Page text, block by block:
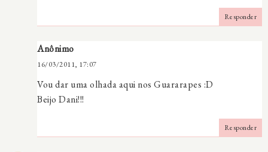
Responder
Anônimo
16/03/2011, 17:07
Vou dar uma olhada aqui nos Guararapes :D
Beijo Dani!!!
Responder